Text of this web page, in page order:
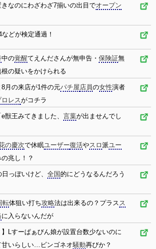
なのにわざわざ7揃いの出目でオープン
などが検定通過！
中の覚醒てえんださんが無申告・ 保険証無
根の疑いをかけられる
月の来店が1件の元パチ屋店員の女性演者
ロレスがコチラ
獣王みてきました、 言葉が出ませんでし
の慶次で休眠ユーザー復活やスロ派ユー
兆し！？
っぽいけど、 全国的にどうなるんだろう
転体狙い打ち攻略法は出来るの？プラスス
に入らないんだが
】Lすーぱぁびん娘が設置台数少ないのに
甘いらしい…ビンゴネオ騒動再びか？